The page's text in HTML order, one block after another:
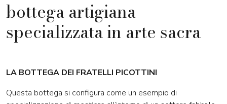
bottega artigiana
specializzata in arte sacra
LA BOTTEGA DEI FRATELLI PICOTTINI
Questa bottega si configura come un esempio di